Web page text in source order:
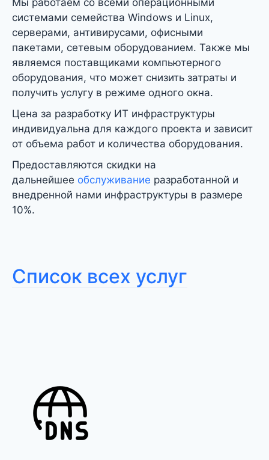
системами семейства Windows и Linux,
серверами, антивирусами, офисными
пакетами, сетевым оборудованием. Также мы
являемся поставщиками компьютерного
оборудования, что может снизить затраты и
получить услугу в режиме одного окна.
Цена за разработку ИТ инфраструктуры
индивидуальна для каждого проекта и зависит
от объема работ и количества оборудования.
Предоставляются скидки на
дальнейшее обслуживание разработанной и
внедренной нами инфраструктуры в размере
10%.
Список всех услуг